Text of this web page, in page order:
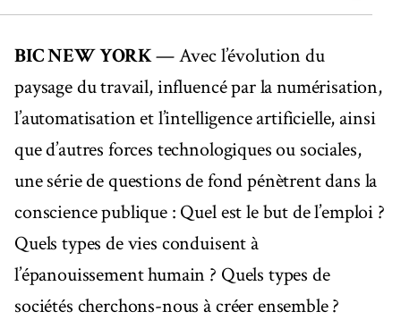
BIC NEW YORK— Avec l’évolution du
paysage du travail, influencé par la numérisation,
l’automatisation et l’intelligence artificielle, ainsi
que d’autres forces technologiques ou sociales,
une série de questions de fond pénètrent dans la
conscience publique : Quel est le but de l’emploi ?
Quels types de vies conduisent à
l’épanouissement humain ? Quels types de
sociétés cherchons-nous à créer ensemble ?